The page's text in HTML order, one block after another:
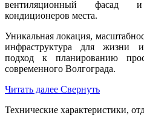
вентиляционный фасад
кондиционеров места.
Уникальная локация,
инфраструктура для жизни
подход к планированию
современного Волгограда.
Читать далее Свернуть
Технические характеристики,